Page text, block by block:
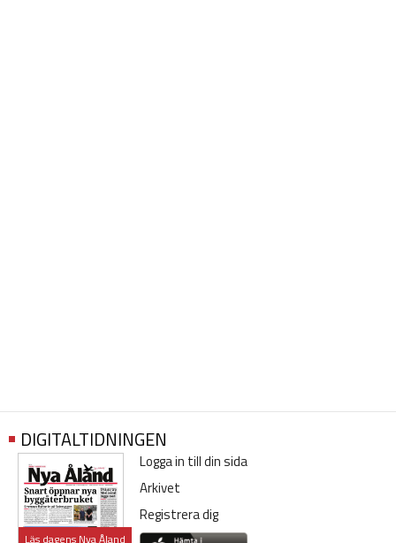
DIGITALTIDNINGEN
Läs dagens Nya Åland
Logga in till din sida
Arkivet
Registrera dig